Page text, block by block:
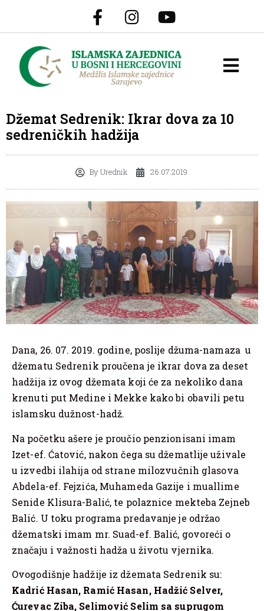
Džemat Sedrenik: Ikrar dova za 10
sedreničkih hadžija
ByUrednik 26.07.2019.
Dana, 26. 07. 2019. godine, poslije džuma-namaza u
džematu Sedrenik proučena je ikrar dova za deset
hadžija iz ovog džemata koji će za nekoliko dana
krenuti put Medine i Mekke kako bi obavili petu
islamsku dužnost-hadž.
Na početku ašere je proučio penzionisani imam
Izet-ef. Ćatović, nakon čega su džematlije uživale
u izvedbi ilahija od strane milozvučnih glasova
Abdela-ef. Fejzića, Muhameda Gazije i muallime
Senide Klisura-Balić, te polaznice mekteba Zejneb
Balić. U toku programa predavanje je održao
džematski imam mr. Suad-ef. Balić, govoreći o
značaju i važnosti hadža u životu vjernika.
Ovogodišnje hadžije iz džemata Sedrenik su:
Kadrić Hasan, Ramić Hasan, Hadžić Selver,
Ćurevac Ziba, Selimović Selim sa suprugom